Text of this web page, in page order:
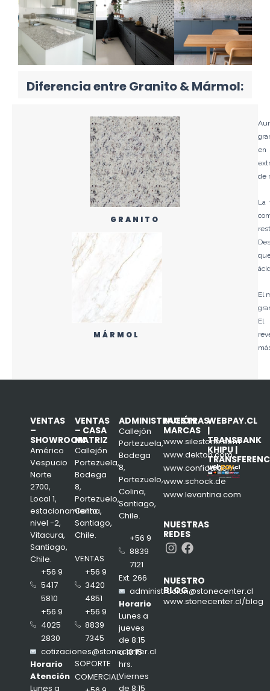
Diferencia entre Granito & Mármol:
GRANITO
MÁRMOL
en
de
La
El
El
VENTAS
–
SHOWROOM
Américo
Vespucio
Norte
2700,
Local 1,
estacionamiento
nivel -2,
Vitacura,
Santiago,
Chile.
+56 9
5417
5810
+56 9
4025
2830
cotizaciones@stonecenter.cl
Horario
Atención
Lunes a
VENTAS
– CASA
MATRIZ
Callejón
Portezuela,
Bodega
8,
Portezuelo,
Colina,
Santiago,
Chile.
VENTAS
+56 9
3420
4851
+56 9
8839
7345
SOPORTE
COMERCIAL
ADMINISTRACIÓN
Callejón
Portezuela,
Bodega
8,
Portezuelo,
Colina,
Santiago,
Chile.
+56 9
8839
7121
Ext. 266
administracion@stonecenter.cl
Horario
Lunes a
jueves
de 8:15
a 18:15
hrs.
Viernes
de 8:15
NUESTRAS
MARCAS
www.silestone.com
www.dekton.com
www.confiad.com
www.schock.de
www.levantina.com
NUESTRAS
REDES
Instagram
Facebook
NUESTRO
BLOG
www.stonecenter.cl/blog
WEBPAY.CL
|
TRANSBANK
KHIPU |